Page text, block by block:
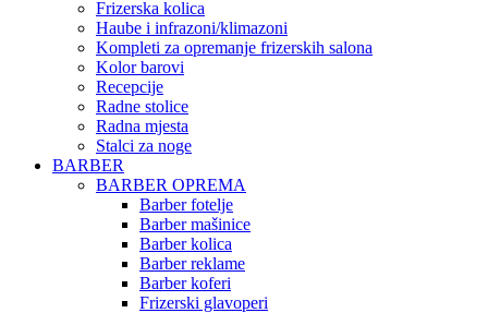
Frizerska kolica
Haube i infrazoni/klimazoni
Kompleti za opremanje frizerskih salona
Kolor barovi
Recepcije
Radne stolice
Radna mjesta
Stalci za noge
BARBER
BARBER OPREMA
Barber fotelje
Barber mašinice
Barber kolica
Barber reklame
Barber koferi
Frizerski glavoperi